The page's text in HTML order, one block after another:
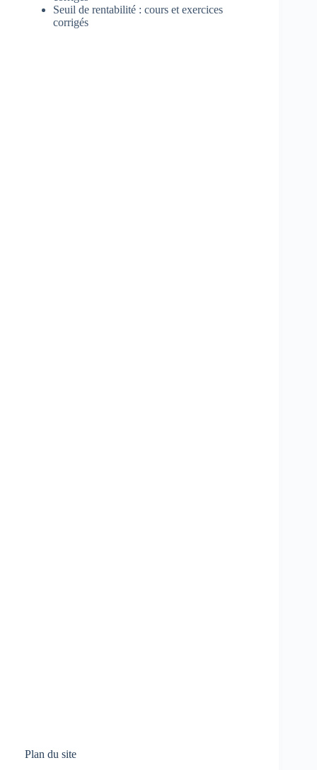
Seuil de rentabilité : cours et exercices
corrigés
Plan du site